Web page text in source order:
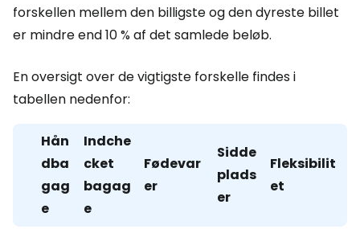
forskellen mellem den billigste og den dyreste billet
er mindre end 10 % af det samlede beløb.
En oversigt over de vigtigste forskelle findes i
tabellen nedenfor:
Hån
dba
gag
e
Indche
cket
bagag
e
Fødevar
er
Sidde
plads
er
Fleksibilit
et